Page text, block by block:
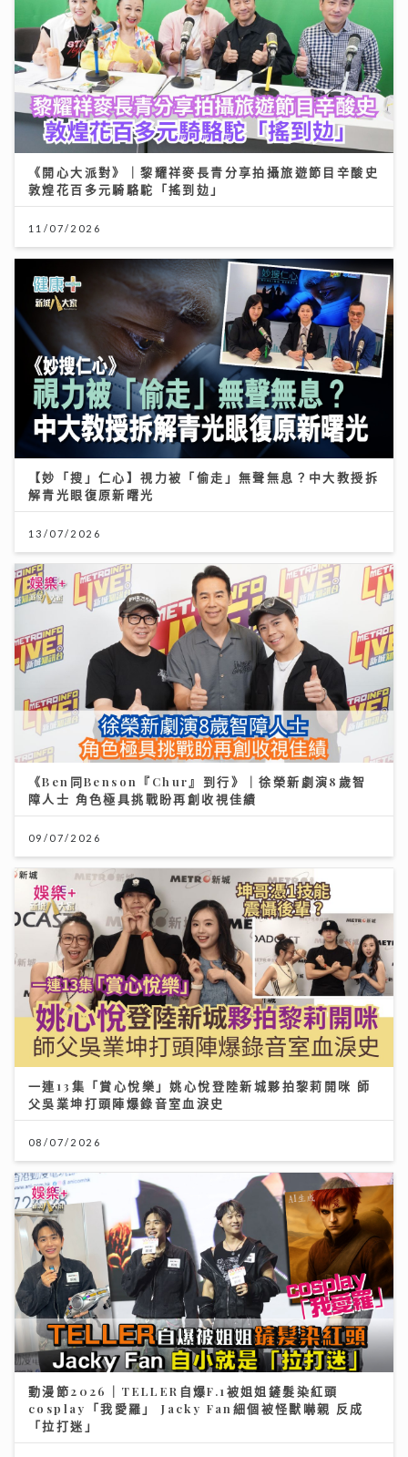
《開心大派對》｜黎耀祥麥長青分享拍攝旅遊節目辛酸史
敦煌花百多元騎駱駝「搖到攰」
11/07/2026
【妙「搜」仁心】視力被「偷走」無聲無息？中大教授拆
解青光眼復原新曙光
13/07/2026
《Ben同Benson『Chur』到行》｜徐榮新劇演8歲智
障人士 角色極具挑戰盼再創收視佳績
09/07/2026
一連13集「賞心悅樂」姚心悅登陸新城夥拍黎莉開咪 師
父吳業坤打頭陣爆錄音室血淚史
08/07/2026
動漫節2026｜TELLER自爆F.1被姐姐鏟髮染紅頭
cosplay「我愛羅」 Jacky Fan細個被怪獸嚇親 反成
「拉打迷」